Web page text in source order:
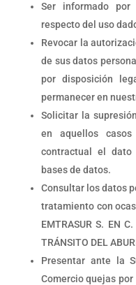
Ser informado por
respecto del uso
Revocar la
de sus datos
por disposición
permanecer en
Solicitar la
en aquellos
contractual el dato
bases de datos.
Consultar los datos
tratamiento con
EMTRASUR S. EN
TRÁNSITO DEL
Presentar ante la
Comercio quejas